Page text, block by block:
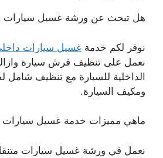
هل تبحث عن ورشة غسيل سيارات
نوفر لكم خدمة غسيل سيارات
نعمل على تنظيف فرش سيارة
الداخلية للسيارة مع تنظيف شامل
ومكيف السيارة.
ماهي مميزات خدمة غسيل
نعمل في ورشة غسيل سيارات